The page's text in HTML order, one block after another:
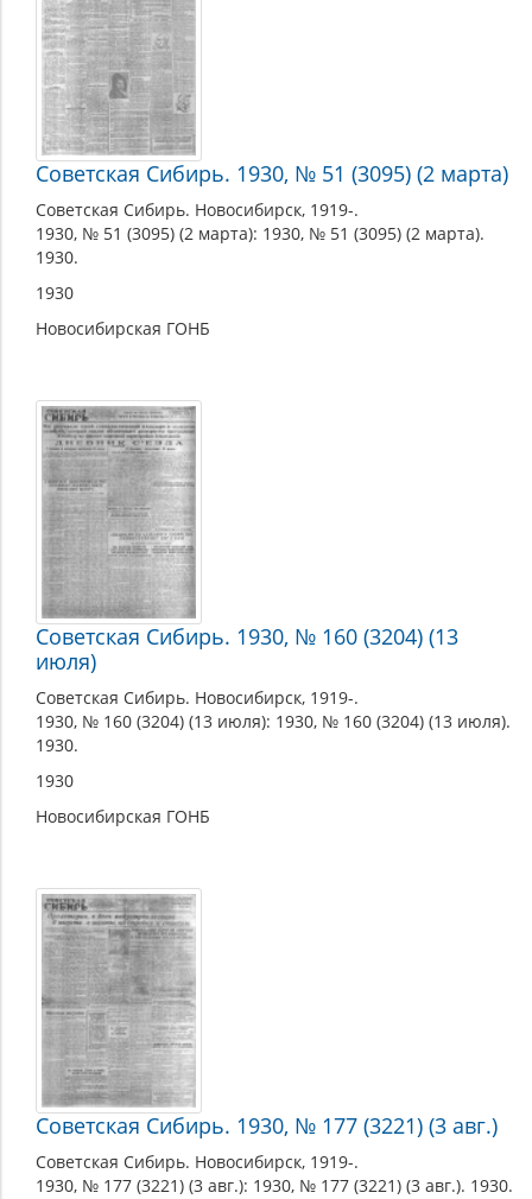
Советская Сибирь. 1930, № 51 (3095) (2 марта)
Советская Сибирь. Новосибирск, 1919-.
1930, № 51 (3095) (2 марта): 1930, № 51 (3095) (2 марта).
1930.
1930
Новосибирская ГОНБ
Советская Сибирь. 1930, № 160 (3204) (13
июля)
Советская Сибирь. Новосибирск, 1919-.
1930, № 160 (3204) (13 июля): 1930, № 160 (3204) (13 июля).
1930.
1930
Новосибирская ГОНБ
Советская Сибирь. 1930, № 177 (3221) (3 авг.)
Советская Сибирь. Новосибирск, 1919-.
1930, № 177 (3221) (3 авг.): 1930, № 177 (3221) (3 авг.). 1930.